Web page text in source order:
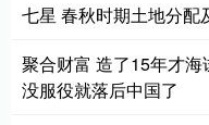
七星 春秋时期土地分配
聚合财富 造了15年才
没服役就落后中国了